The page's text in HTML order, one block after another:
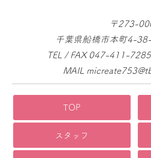
〒273-
千葉県船橋市本町4-
TEL / FAX 047-411-
MAIL
TOP
スタッフ